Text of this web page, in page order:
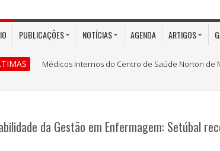
PUBLICAÇÕES NOTÍCIAS AGENDA ARTIGOS
Médicos Internos do Centro de Saúde Norton de
da Gestão em Enfermagem: Setúbal